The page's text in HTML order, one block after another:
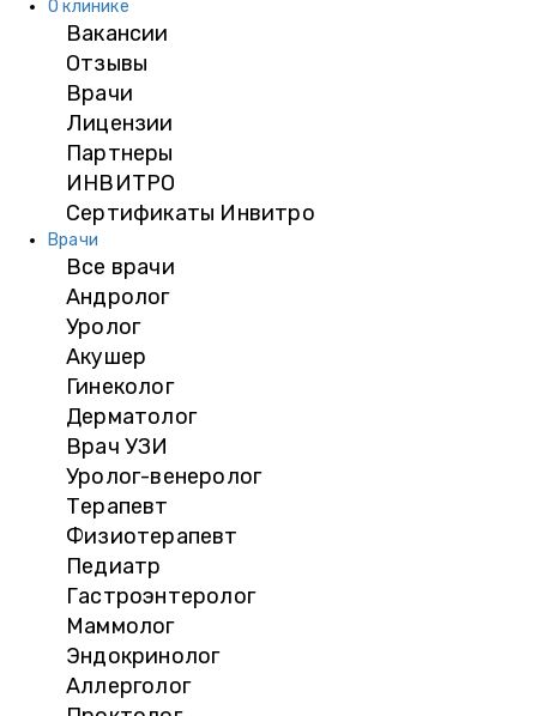
О клинике
Вакансии
Отзывы
Врачи
Лицензии
Партнеры
ИНВИТРО
Сертификаты Инвитро
Врачи
Все врачи
Андролог
Уролог
Акушер
Гинеколог
Дерматолог
Врач УЗИ
Уролог-венеролог
Терапевт
Физиотерапевт
Педиатр
Гастроэнтеролог
Маммолог
Эндокринолог
Аллерголог